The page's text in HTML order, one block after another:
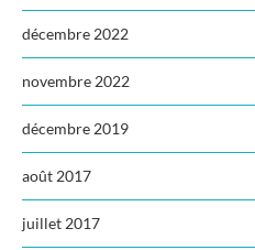
décembre 2022
novembre 2022
décembre 2019
août 2017
juillet 2017